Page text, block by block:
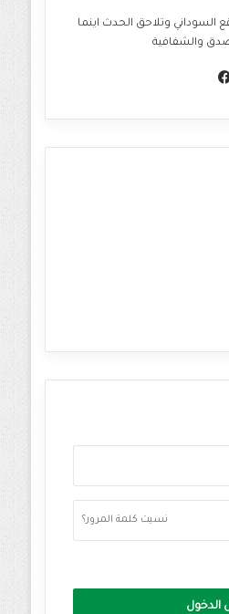
السوداني وتلاحق الحدث اينما
والشفافية
وك
نسيت كلمة المرور؟